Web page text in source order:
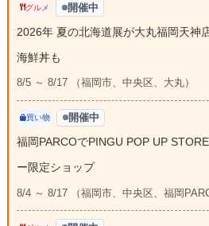
グルメ 開催中
2026年 夏の北海道展が大丸福岡天神
海鮮丼も
8/5 ～ 8/17 （福岡市、中央区、大丸）
買い物 開催中
福岡PARCOでPINGU POP UP
ー限定ショップ
8/4 ～ 8/17 （福岡市、中央区、福岡